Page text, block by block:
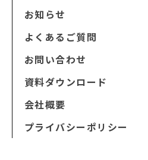
お知らせ
よくあるご質問
お問い合わせ
資料ダウンロード
会社概要
プライバシーポリシー